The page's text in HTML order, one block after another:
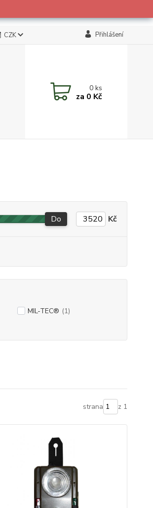
CZK Přihlášení
0ks
za 0 Kč
Do Kč
MIL-TEC® (1)
strana z 1